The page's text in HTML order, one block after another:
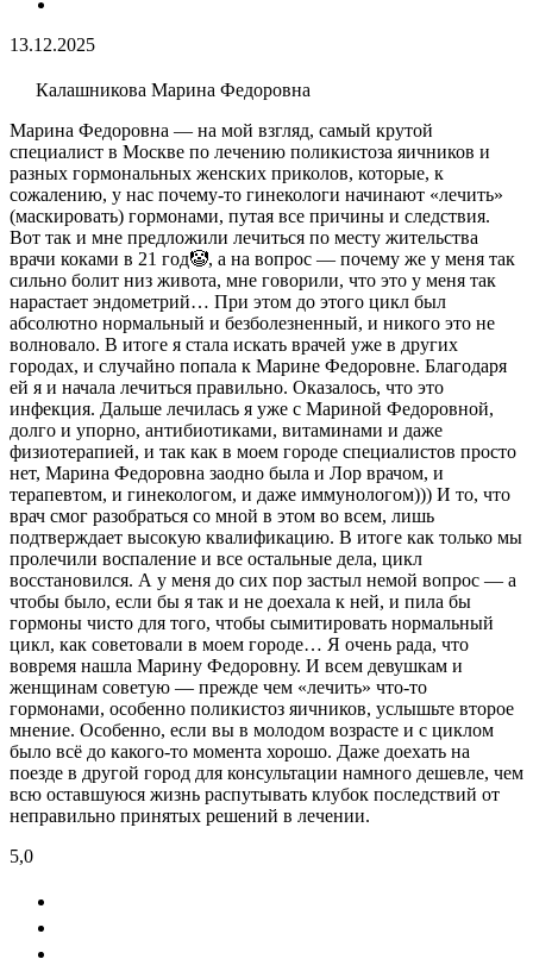
13.12.2025
Калашникова Марина Федоровна
Марина Федоровна — на мой взгляд, самый крутой
специалист в Москве по лечению поликистоза яичников и
разных гормональных женских приколов, которые, к
сожалению, у нас почему-то гинекологи начинают «лечить»
(маскировать) гормонами, путая все причины и следствия.
Вот так и мне предложили лечиться по месту жительства
врачи коками в 21 год🤡, а на вопрос — почему же у меня так
сильно болит низ живота, мне говорили, что это у меня так
нарастает эндометрий… При этом до этого цикл был
абсолютно нормальный и безболезненный, и никого это не
волновало. В итоге я стала искать врачей уже в других
городах, и случайно попала к Марине Федоровне. Благодаря
ей я и начала лечиться правильно. Оказалось, что это
инфекция. Дальше лечилась я уже с Мариной Федоровной,
долго и упорно, антибиотиками, витаминами и даже
физиотерапией, и так как в моем городе специалистов просто
нет, Марина Федоровна заодно была и Лор врачом, и
терапевтом, и гинекологом, и даже иммунологом))) И то, что
врач смог разобраться со мной в этом во всем, лишь
подтверждает высокую квалификацию. В итоге как только мы
пролечили воспаление и все остальные дела, цикл
восстановился. А у меня до сих пор застыл немой вопрос — а
чтобы было, если бы я так и не доехала к ней, и пила бы
гормоны чисто для того, чтобы сымитировать нормальный
цикл, как советовали в моем городе… Я очень рада, что
вовремя нашла Марину Федоровну. И всем девушкам и
женщинам советую — прежде чем «лечить» что-то
гормонами, особенно поликистоз яичников, услышьте второе
мнение. Особенно, если вы в молодом возрасте и с циклом
было всё до какого-то момента хорошо. Даже доехать на
поезде в другой город для консультации намного дешевле, чем
всю оставшуюся жизнь распутывать клубок последствий от
неправильно принятых решений в лечении.
5,0